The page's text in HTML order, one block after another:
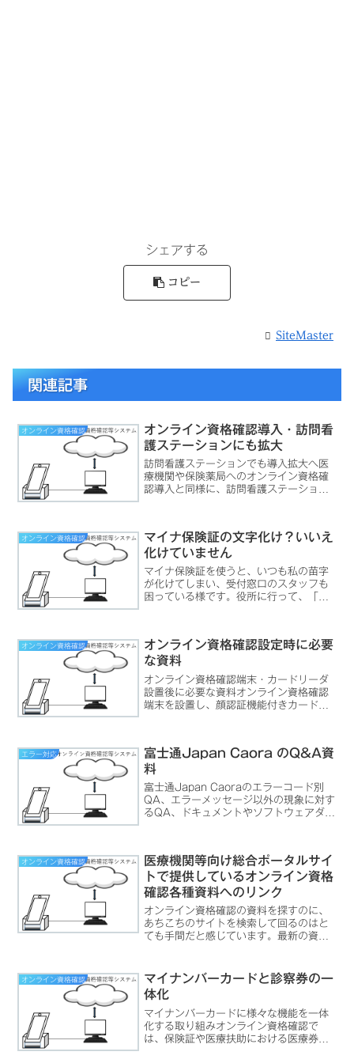
シェアする
コピー
SiteMaster
関連記事
オンライン資格確認
オンライン資格確認導入・訪問看
護ステーションにも拡大
訪問看護ステーションでも導入拡大へ医
療機関や保険薬局へのオンライン資格確
認導入と同様に、訪問看護ステーション
す。オンライン資格確認導入...
オンライン資格確認
マイナ保険証の文字化け？いいえ
化けていません
マイナ保険証を使うと、いつも私の苗字
が化けてしまい、受付窓口のスタッフも
困っている様です。役所に行って、「文
だテレビでも報道されてい...
オンライン資格確認
オンライン資格確認設定時に必要
な資料
オンライン資格確認端末・カードリーダ
設置後に必要な資料オンライン資格確認
端末を設置し、顔認証機能付きカードリ
証明書」と「マスタアカウ...
エラー対応
富士通Japan Caora のQ&A資
料
富士通Japan Caoraのエラーコード別
QA、エラーメッセージ以外の現象に対す
るQA、ドキュメントやソフトウェアダウ
オンライン資格確認
医療機関等向け総合ポータルサイ
トで提供しているオンライン資格
確認各種資料へのリンク
オンライン資格確認の資料を探すのに、
あちこちのサイトを検索して回るのはと
ても手間だと感じています。最新の資料
が「医療機関等向け総合ポータルサイ
ト」へ「医療機関等向け総合...
オンライン資格確認
マイナンバーカードと診察券の一
体化
マイナンバーカードに様々な機能を一体
化する取り組みオンライン資格確認で
は、保険証や医療扶助における医療券な